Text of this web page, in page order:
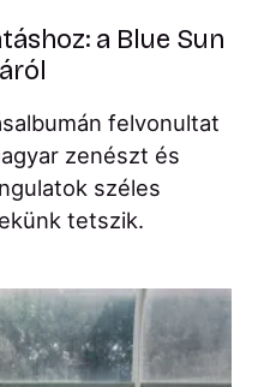
a Blue Sun
felvonultat
zenészt és
széles
tetszik.